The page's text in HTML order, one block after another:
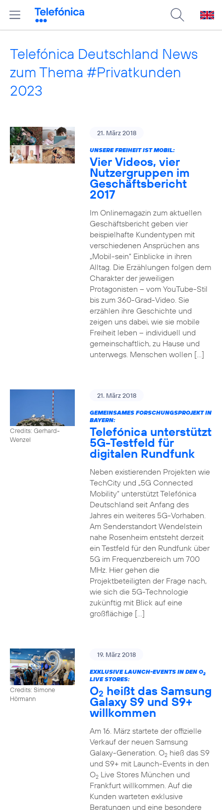
Telefónica Deutschland News
zum Thema #Privatkunden
2023
21. März 2018
UNSERE FREIHEIT IST MOBIL:
Vier Videos, vier
Nutzergruppen im
Geschäftsbericht
2017
Im Onlinemagazin zum aktuellen
Geschäftsbericht geben vier
beispielhafte Kundentypen mit
verschiedenen Ansprüchen ans
„Mobil-sein“ Einblicke in ihren
Alltag. Die Erzählungen folgen dem
Charakter der jeweiligen
Protagonisten – vom YouTube-Stil
bis zum 360-Grad-Video. Sie
erzählen ihre Geschichte und
zeigen uns dabei, wie sie mobile
Freiheit leben – individuell und
gemeinschaftlich, zu Hause und
unterwegs. Menschen wollen […]
Credits: Gerhard-
Wenzel
21. März 2018
GEMEINSAMES FORSCHUNGSPROJEKT IN
BAYERN:
Telefónica unterstützt
5G-Testfeld für
digitalen Rundfunk
Neben existierenden Projekten wie
TechCity und „5G Connected
Mobility“ unterstützt Telefónica
Deutschland seit Anfang des
Jahres ein weiteres 5G-Vorhaben.
Am Senderstandort Wendelstein
nahe Rosenheim entsteht derzeit
ein Testfeld für den Rundfunk über
5G im Frequenzbereich um 700
MHz. Hier gehen die
Projektbeteiligten der Frage nach,
wie sich die 5G-Technologie
zukünftig mit Blick auf eine
großflächige […]
Credits: Simone
Hörmann
19. März 2018
EXKLUSIVE LAUNCH-EVENTS IN DEN O2
LIVE STORES:
O2 heißt das Samsung
Galaxy S9 und S9+
willkommen
Am 16. März startete der offizielle
Verkauf der neuen Samsung
Galaxy-Generation. O2hieß das S9
und S9+ mit Launch-Events in den
O2Live Stores München und
Frankfurt willkommen. Auf die
Kunden warteten exklusive
Beratungen und eine besondere